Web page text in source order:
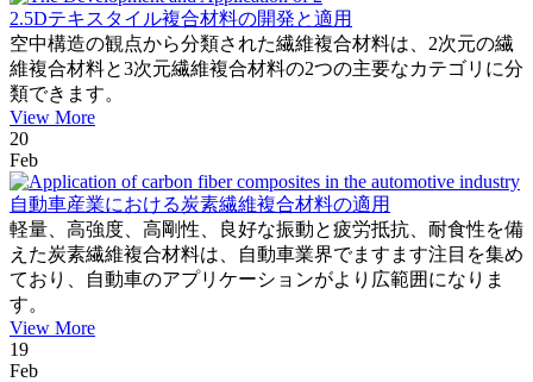
2.5Dテキスタイル複合材料の開発と適用
空中構造の観点から分類された繊維複合材料は、2次元の繊
維複合材料と3次元繊維複合材料の2つの主要なカテゴリに分
類できます。
View More
20
Feb
自動車産業における炭素繊維複合材料の適用
軽量、高強度、高剛性、良好な振動と疲労抵抗、耐食性を備
えた炭素繊維複合材料は、自動車業界でますます注目を集め
ており、自動車のアプリケーションがより広範囲になりま
す。
View More
19
Feb